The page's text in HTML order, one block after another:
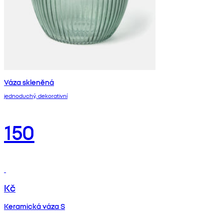
Váza skleněná
jednoduchý, dekorativní
150
Kč
Keramická váza S